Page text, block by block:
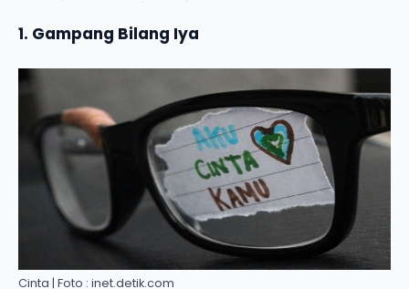
1. Gampang Bilang Iya
Cinta | Foto : inet.detik.com